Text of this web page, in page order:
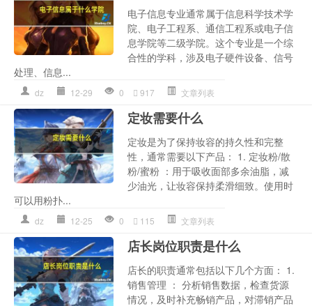
电子信息专业通常属于信息科学技术学
院、电子工程系、通信工程系或电子信
息学院等二级学院。这个专业是一个综
合性的学科，涉及电子硬件设备、信号
处理、信息...
dz 12-29 0 917 文章列表
定妆需要什么
定妆是为了保持妆容的持久性和完整
性，通常需要以下产品： 1. 定妆粉/散
粉/蜜粉 ：用于吸收面部多余油脂，减
少油光，让妆容保持柔滑细致。使用时
可以用粉扑...
dz 12-25 0 115 文章列表
店长岗位职责是什么
店长的职责通常包括以下几个方面： 1.
销售管理 ： 分析销售数据，检查货源
情况，及时补充畅销产品，对滞销产品